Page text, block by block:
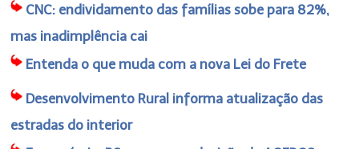
CNC: endividamento das famílias sobe para 82%,
mas inadimplência cai
Entenda o que muda com a nova Lei do Frete
Desenvolvimento Rural informa atualização das
estradas do interior